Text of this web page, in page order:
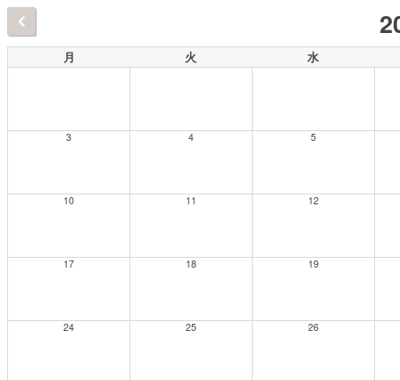
月 火 水
3 4 5
10 11 12
17 18 19
24 25 26